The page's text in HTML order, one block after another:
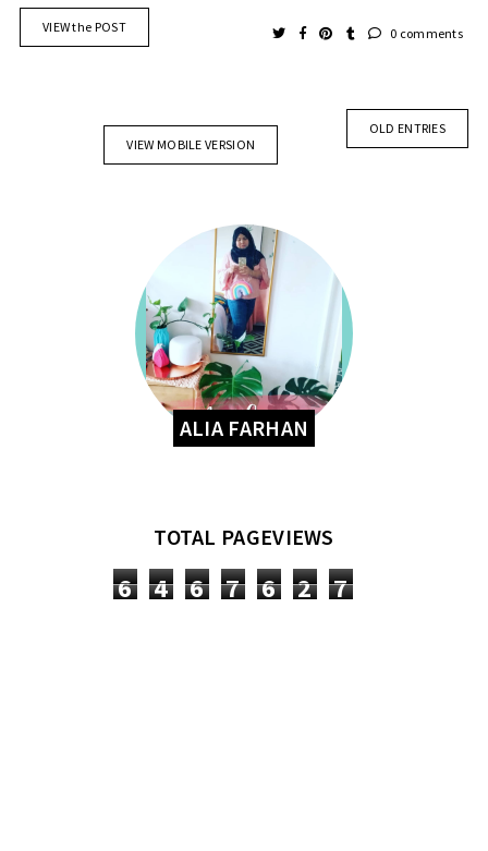
VIEW the POST 0 comments
OLD ENTRIES
VIEW MOBILE VERSION
ALIA FARHAN
TOTAL PAGEVIEWS
6 4 6 7 6 2 7